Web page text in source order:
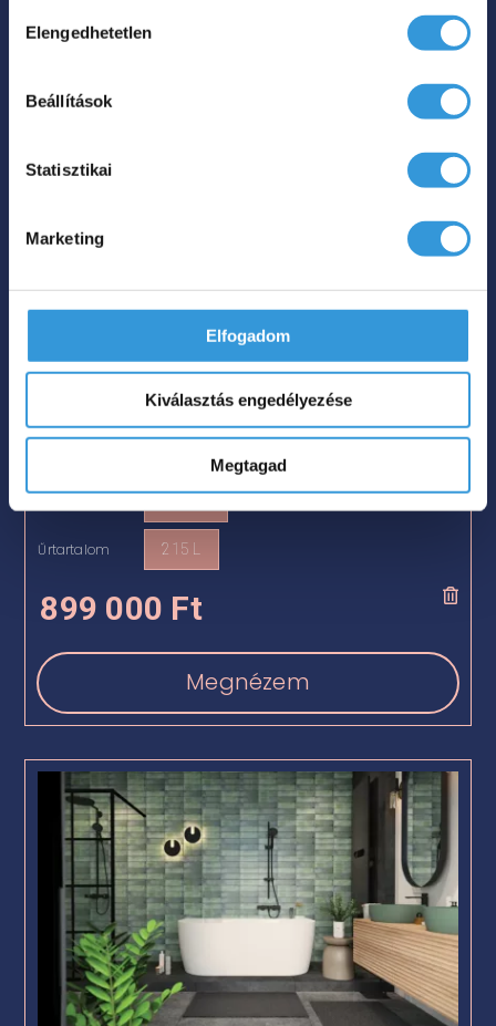
kiválasztása
Elengedhetetlen
Beállítások
Statisztikai
Marketing
Elfogadom
Kiválasztás engedélyezése
Megtagad
Lily különleges műmárvány
175×82

Űrtartalom 215 L
899 000 Ft
Megnézem